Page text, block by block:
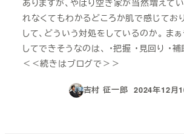
ありますが、やはり空き家が当然増えて
れなくてもわかるどころか肌で感じてお
して、どういう対処をしているのか。 ま
してできそうなのは、 ・把握 ・見回り ・
＜＜続きはブログで＞＞
吉村 征一郎
投稿日
2024年12月